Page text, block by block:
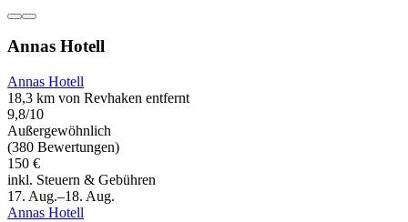
Annas Hotell
Annas Hotell
18,3 km von Revhaken entfernt
9,8/10
Außergewöhnlich
(380 Bewertungen)
150 €
inkl. Steuern & Gebühren
17. Aug.–18. Aug.
Annas Hotell